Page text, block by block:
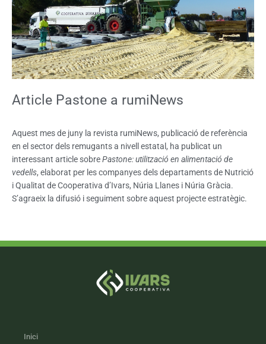
Article Pastone a rumiNews
Aquest mes de juny la revista rumiNews, publicació de referència
en el sector dels remugants a nivell estatal, ha publicat un
interessant article sobrePastone: utilització en alimentació de
vedells, elaborat per les companyes dels departaments de Nutrició
i Qualitat de Cooperativa d’Ivars, Núria Llanes i Núria Gràcia.
S’agraeix la difusió i seguiment sobre aquest projecte estratègic.
Inici